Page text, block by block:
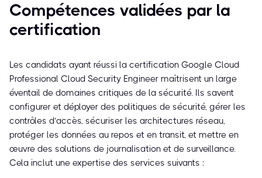
Compétences validées par la
certification
Les candidats ayant réussi la certification Google Cloud
Professional Cloud Security Engineer maîtrisent un large
éventail de domaines critiques de la sécurité. Ils savent
configurer et déployer des politiques de sécurité, gérer les
contrôles d’accès, sécuriser les architectures réseau,
protéger les données au repos et en transit, et mettre en
œuvre des solutions de journalisation et de surveillance.
Cela inclut une expertise des services suivants :